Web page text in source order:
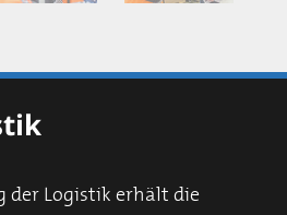
der Logistik erhält die